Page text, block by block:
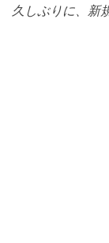
久しぶりに、新